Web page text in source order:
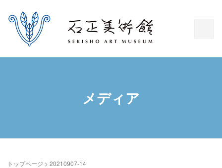
メディア
トップページ > 20210907-14